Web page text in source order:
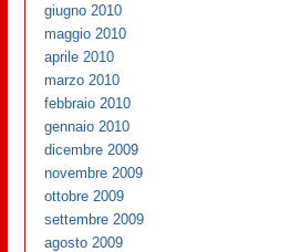
giugno 2010
maggio 2010
aprile 2010
marzo 2010
febbraio 2010
gennaio 2010
dicembre 2009
novembre 2009
ottobre 2009
settembre 2009
agosto 2009